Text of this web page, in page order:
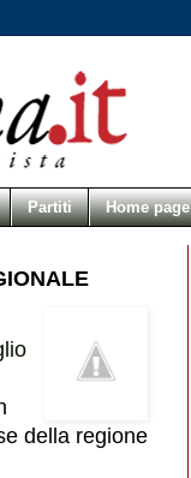
Partiti Home page
della regione